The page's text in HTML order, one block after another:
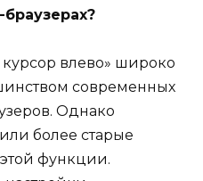
влево» широко
современных
Однако
более старые
функции.